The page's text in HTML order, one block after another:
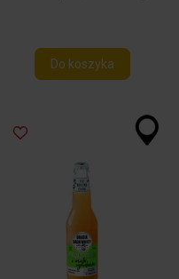
Do koszyka